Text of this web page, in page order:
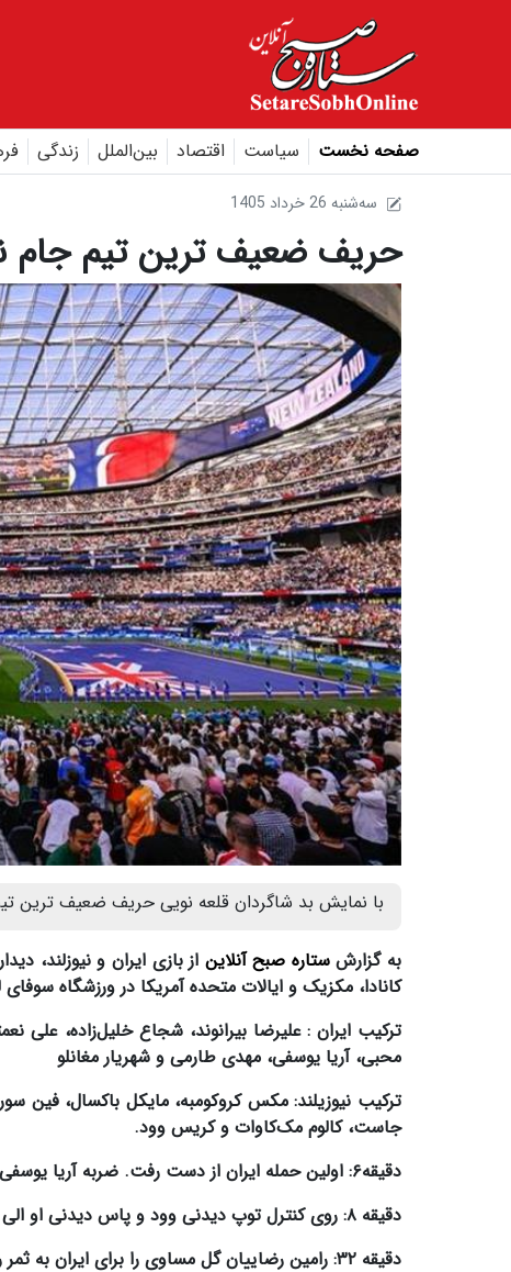
صفحه نخست سیاست اقتصاد بین‌الملل زندگی
1405 سه‌شنبه 26 خرداد
حریف ضعیف ترین تیم جام
با نمایش بد شاگردان قلعه نویی حریف ضعیف ترین
به گزارشستاره صبح آنلاین
کانادا، مکزیک و ایالات متحده آمریکا در ورزشگاه
ترکیب ایران : علیرضا بیرانوند، شجاع خلیل‌زاده، علی
محبی، آریا یوسفی، مهدی طارمی و شهریار مغانلو
ترکیب نیوزیلند:مکس کروکومبه، مایکل باکسال، فین
جاست، کالوم مک‌کاوات و کریس وود.
دقیقه۶: اولین حمله ایران از دست رفت. ضربه آریا یوسفی را کروکومبه مهار کرد.
دقیقه ۸: روی کنترل توپ دیدنی وود و پاس دیدنی او الی جاست دروازه ایران را باز کرد.
دقیقه ۳۲: رامین رضاییان گل مساوی را برای ایران به ثمر رساند.